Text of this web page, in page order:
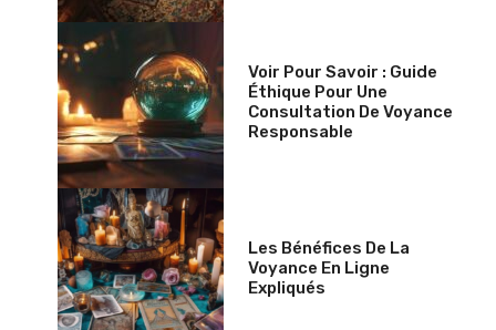
Voir Pour Savoir : Guide
Éthique Pour Une
Consultation De Voyance
Responsable
Les Bénéfices De La
Voyance En Ligne
Expliqués